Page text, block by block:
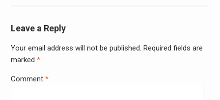
Leave a Reply
Your email address will not be published. Required fields are
marked *
Comment *